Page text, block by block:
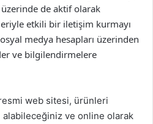
de aktif olarak
etkili bir iletişim kurmayı
medya hesapları üzerinden
ve bilgilendirmelere
web sitesi, ürünleri
alabileceğiniz ve online olarak